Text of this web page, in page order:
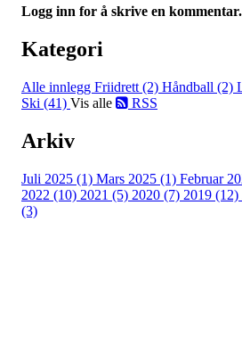
Logg inn for å skrive en kommentar.
Kategori
Alle innlegg Friidrett (2) Håndball (2)
Ski (41) Vis alle RSS
Arkiv
Juli 2025 (1) Mars 2025 (1) Februar
2022 (10) 2021 (5) 2020 (7) 2019 (12)
(3)